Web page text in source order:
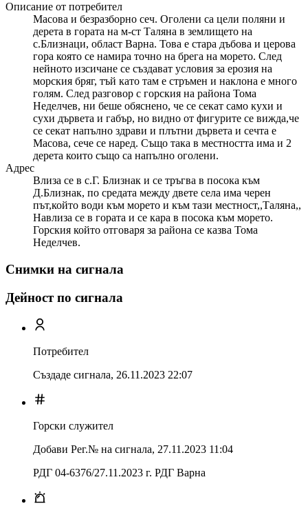
Описание от потребител
Масова и безразборно сеч. Оголени са цели поляни и
дерета в гората на м-ст Таляна в землището на
с.Близнаци, област Варна. Това е стара дъбова и церова
гора която се намира точно на брега на морето. След
нейното изсичане се създават условия за ерозия на
морския бряг, тъй като там е стръмен и наклона е много
голям. След разговор с горския на района Тома
Неделчев, ни беше обяснено, че се секат само кухи и
сухи дървета и габър, но видно от фигурите се вижда,че
се секат напълно здрави и плътни дървета и сечта е
Масова, сече се наред. Също така в местността има и 2
дерета които също са напълно оголени.
Адрес
Влиза се в с.Г. Близнак и се тръгва в посока към
Д.Близнак, по средата между двете села има черен
път,който води към морето и към тази местност,,Таляна,,
Навлиза се в гората и се кара в посока към морето.
Горския който отговаря за района се казва Тома
Неделчев.
Снимки на сигнала
Дейност по сигнала
Потребител
Създаде сигнала, 26.11.2023 22:07
Горски служител
Добави Рег.№ на сигнала, 27.11.2023 11:04
РДГ 04-6376/27.11.2023 г. РДГ Варна